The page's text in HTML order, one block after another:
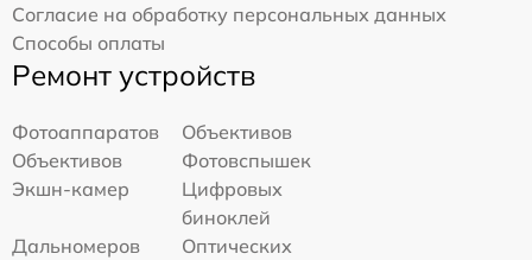
Согласие на обработку персональных данных
Способы оплаты
Ремонт устройств
Фотоаппаратов
Объективов
Объективов
Фотовспышек
Экшн-камер
Цифровых
биноклей
Дальномеров
Оптических